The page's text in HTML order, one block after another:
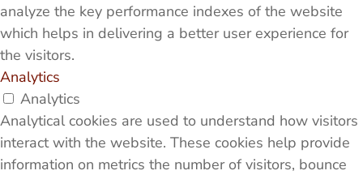
analyze the key performance indexes of the website
which helps in delivering a better user experience for
the visitors.
Analytics
Analytics
Analytical cookies are used to understand how visitors
interact with the website. These cookies help provide
information on metrics the number of visitors, bounce